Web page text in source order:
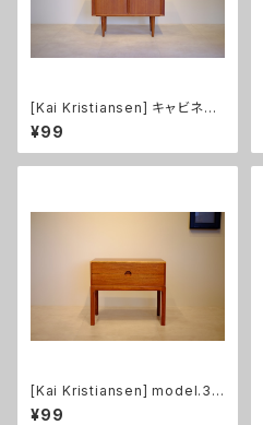
[Kai Kristiansen] キャビネッ
ト 蛇腹扉 チーク
¥99
[Kai Kristiansen] model.38
4 2段チェスト チーク
¥99